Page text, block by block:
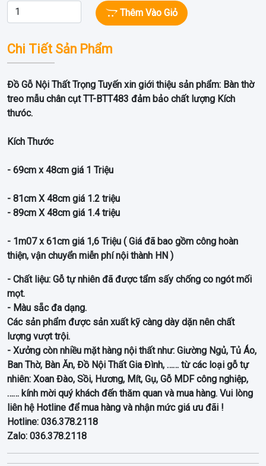
Thêm Vào Giỏ
Chi Tiết Sản Phẩm
Đồ Gỗ Nội Thất Trọng Tuyến xin giới thiệu sản phẩm: Bàn thờ
treo mẫu chân cụt TT-BTT483 đảm bảo chất lượng Kích
thưóc.
Kích Thước
- 69cm x 48cm giá 1 Triệu
- 81cm X 48cm giá 1.2 triệu
- 89cm X 48cm giá 1.4 triệu
- 1m07 x 61cm giá 1,6 Triệu ( Giá đã bao gồm công hoàn
thiện, vận chuyển miễn phí nội thành HN )
- Chất liệu: Gỗ tự nhiên đã được tẩm sấy chống co ngót mối
mọt.
- Màu sẵc đa dạng.
Các sản phẩm được sản xuất kỹ càng dày dặn nên chất
lượng vượt trội.
- Xưởng còn nhiều mặt hàng nội thất như: Giường Ngủ, Tủ Áo,
Ban Thờ, Bàn Ăn, Đồ Nội Thất Gia Đình, …… từ các loại gỗ tự
nhiên: Xoan Đào, Sồi, Hương, Mít, Gụ, Gỗ MDF công nghiệp,
…… kính mời quý khách đến thăm quan và mua hàng. Vui lòng
liên hệ Hotline để mua hàng và nhận mức giá ưu đãi !
Hotline: 036.378.2118
Zalo: 036.378.2118